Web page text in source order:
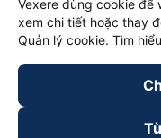
Vexere dùng cookie để
xem chi tiết hoặc thay
Quản lý cookie. Tìm